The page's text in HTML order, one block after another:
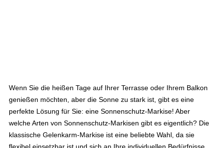
Wenn Sie die heißen Tage auf Ihrer Terrasse oder Ihrem Balkon
genießen möchten, aber die Sonne zu stark ist, gibt es eine
perfekte Lösung für Sie: eine Sonnenschutz-Markise! Aber
welche Arten von Sonnenschutz-Markisen gibt es eigentlich? Die
klassische Gelenkarm-Markise ist eine beliebte Wahl, da sie